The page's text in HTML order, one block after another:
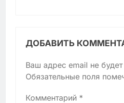
ДОБАВИТЬ
Ваш адрес email не
Обязательные поля
Комментарий *